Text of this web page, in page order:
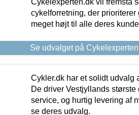
cykelforretning, der
meget højt til alle deres
Se udvalget på
Cykler.dk har et solidt udvalg
De driver Vestjyllands
service, og hurtig levering af
se deres udvalg.